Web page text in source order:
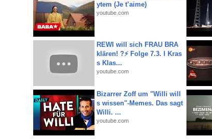
ytem (Je t’aime)
youtube.com
REWI will sich FRAU BRA
klären! ?⚡️ Folge 7.3. I Kras
s Klas...
youtube.com
Bizarrer Zoff um "Willi will
s wissen"-Memes. Das sagt
Willi. ...
youtube.com